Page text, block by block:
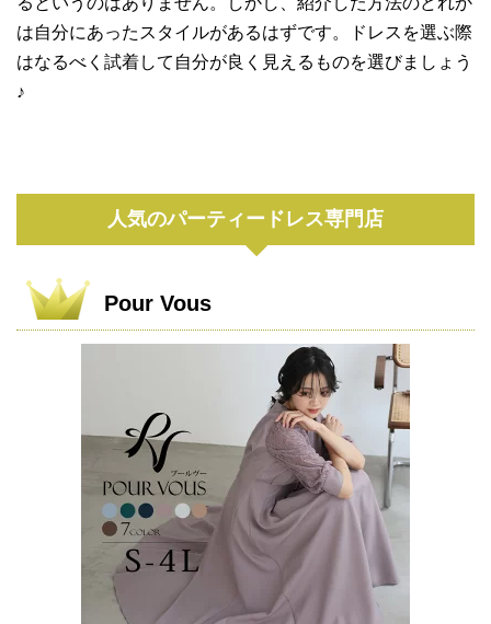
は自分にあったスタイルがあるはずです。ドレスを選ぶ際
はなるべく試着して自分が良く見えるものを選びましょう
♪
人気のパーティードレス専門店
Pour Vous